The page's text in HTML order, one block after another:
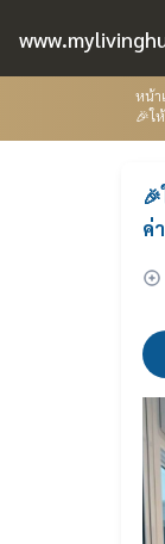
หน้า
🎉ใ
ค่